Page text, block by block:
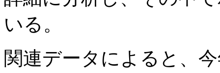
いる。
関連データによると、